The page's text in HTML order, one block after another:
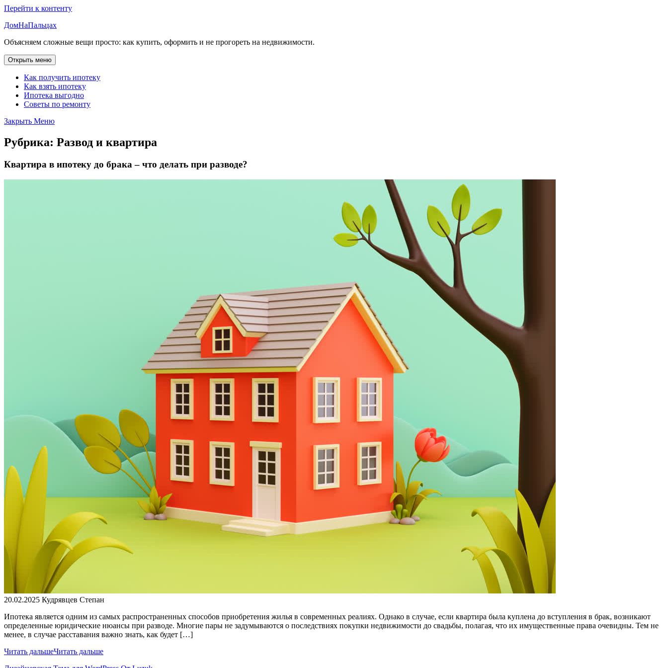
Перейти к контенту
ДомНаПальцах
Объясняем сложные вещи просто: как купить, оформить и не прогореть на недвижимости.
Открыть меню
Как получить ипотеку
Как взять ипотеку
Ипотека выгодно
Советы по ремонту
Закрыть Меню
Рубрика: Развод и квартира
Квартира в ипотеку до брака – что делать при разводе?
20.02.2025 Кудрявцев Степан
Ипотека является одним из самых распространенных способов приобретения жилья в современных реалиях. Однако в случае, если квартира была куплена до вступления в брак, возникают
определенные юридические нюансы при разводе. Многие пары не задумываются о последствиях покупки недвижимости до свадьбы, полагая, что их имущественные права очевидны. Тем не
менее, в случае расставания важно знать, как будет […]
Читать дальшеЧитать дальше